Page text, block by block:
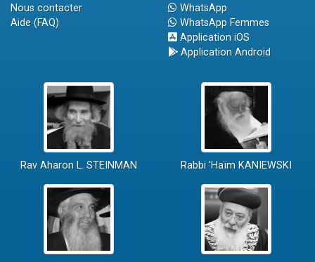
Nous contacter
Aide (FAQ)
WhatsApp
WhatsApp Femmes
Application iOS
Application Android
Rav Aharon L. STEINMAN Rabbi 'Haïm KANIEWSKI